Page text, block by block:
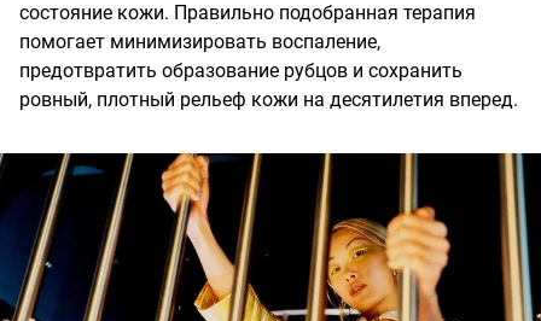
состояние кожи. Правильно подобранная терапия
помогает минимизировать воспаление,
предотвратить образование рубцов и сохранить
ровный, плотный рельеф кожи на десятилетия вперед.